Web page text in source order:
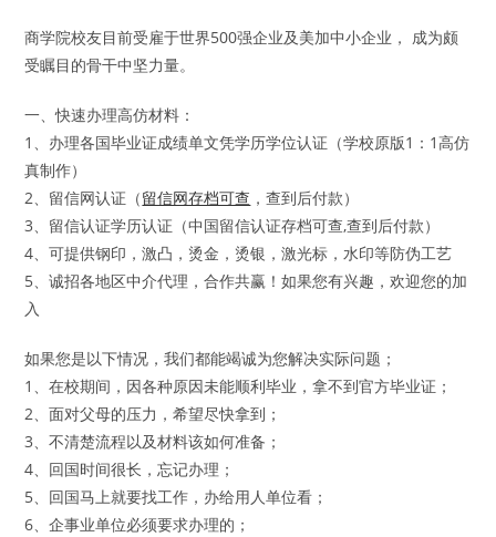
商学院校友目前受雇于世界500强企业及美加中小企业， 成为颇
受瞩目的骨干中坚力量。
一、快速办理高仿材料：
1、办理各国毕业证成绩单文凭学历学位认证（学校原版1：1高仿
真制作）
2、留信网认证（留信网存档可查 ，查到后付款）
3、留信认证学历认证（中国留信认证存档可查,查到后付款）
4、可提供钢印，激凸，烫金，烫银，激光标，水印等防伪工艺
5、诚招各地区中介代理，合作共赢！如果您有兴趣，欢迎您的加
入
如果您是以下情况，我们都能竭诚为您解决实际问题；
1、在校期间，因各种原因未能顺利毕业，拿不到官方毕业证；
2、面对父母的压力，希望尽快拿到；
3、不清楚流程以及材料该如何准备；
4、回国时间很长，忘记办理；
5、回国马上就要找工作，办给用人单位看；
6、企事业单位必须要求办理的；